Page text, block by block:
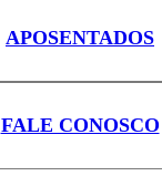
APOSENTADOS
FALE CONOSCO